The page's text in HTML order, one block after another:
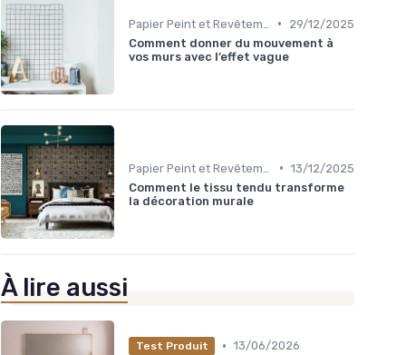
•
29/12/2025
Comment donner du mouvement à
vos murs avec l’effet vague
• 13/12/2025
Comment le tissu tendu transforme
la décoration murale
À lire aussi
Test Produit • 13/06/2026